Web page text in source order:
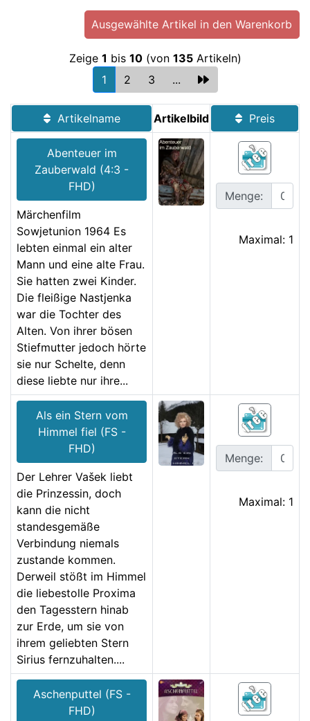
Zeige 1 bis 10(von 135Artikeln)
1
2 3 ...
Artikelname Artikelbild Preis
Abenteuer im
Zauberwald (4:3 -
FHD)
Märchenfilm
Sowjetunion 1964 Es
lebten einmal ein alter
Mann und eine alte Frau.
Sie hatten zwei Kinder.
Die fleißige Nastjenka
war die Tochter des
Alten. Von ihrer bösen
Stiefmutter jedoch hörte
sie nur Schelte, denn
diese liebte nur ihre...
Menge:
Maximal: 1
Als ein Stern vom
Himmel fiel (FS -
FHD)
Der Lehrer Vašek liebt
die Prinzessin, doch
kann die nicht
standesgemäße
Verbindung niemals
zustande kommen.
Derweil stößt im Himmel
die liebestolle Proxima
den Tagesstern hinab
zur Erde, um sie von
ihrem geliebten Stern
Sirius fernzuhalten....
Menge:
Maximal: 1
Aschenputtel (FS -
FHD)